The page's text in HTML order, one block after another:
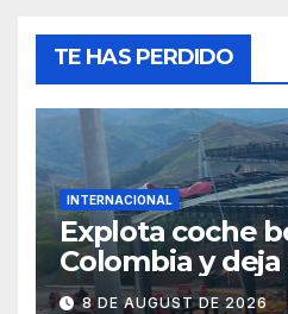
TE HAS PERDIDO
INTERNACIONAL
Explota coche
Colombia y
heridos
8 DE AUGUST DE 2026